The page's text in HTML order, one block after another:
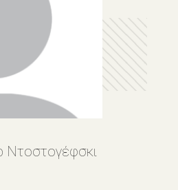
Ντοστογέφσκι